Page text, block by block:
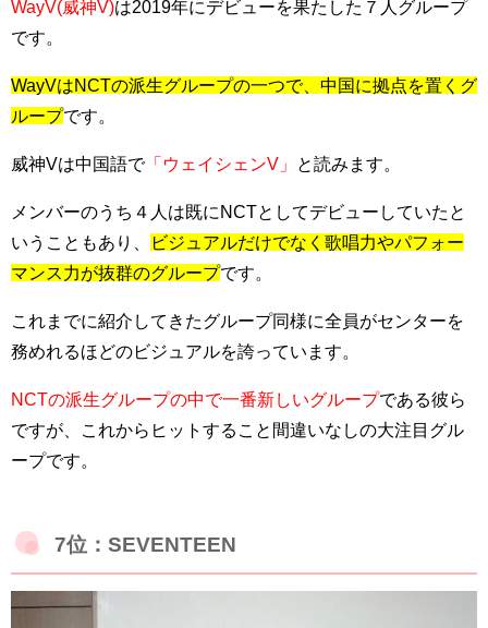
WayV(威神V)は2019年にデビューを果たした７人グループ
です。
WayVはNCTの派生グループの一つで、中国に拠点を置くグ
ループです。
威神Vは中国語で「ウェイシェンV」 と読みます。
メンバーのうち４人は既にNCTとしてデビューしていたと
いうこともあり、
ビジュアルだけでなく歌唱力やパフォー
マンス力が抜群のグループです。
これまでに紹介してきたグループ同様に全員がセンターを
務めれるほどのビジュアルを誇っています。
NCTの派生グループの中で一番新しいグループである彼ら
ですが、これからヒットすること間違いなしの大注目グル
ープです。
7位：SEVENTEEN